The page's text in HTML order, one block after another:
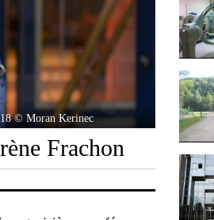
© Moran Kerinec
Frachon